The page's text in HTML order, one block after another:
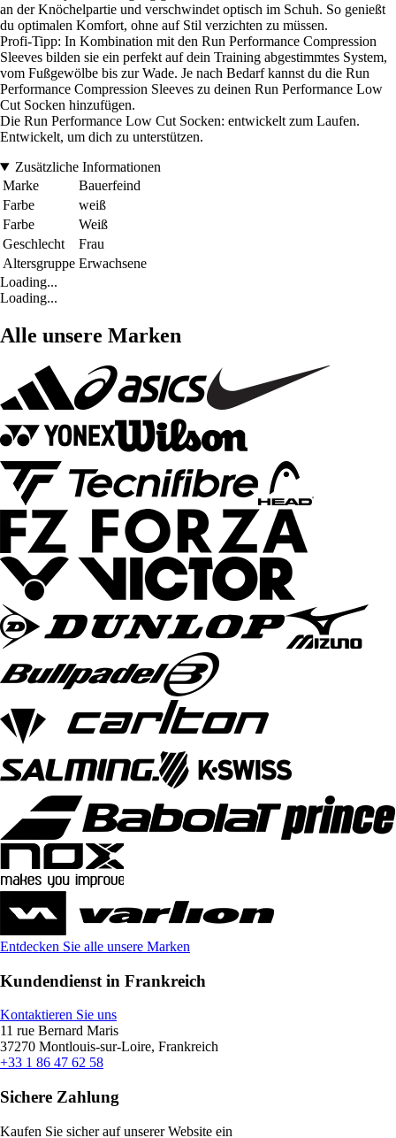
an der Knöchelpartie und verschwindet optisch im Schuh. So genießt
du optimalen Komfort, ohne auf Stil verzichten zu müssen.
Profi-Tipp: In Kombination mit den Run Performance Compression
Sleeves bilden sie ein perfekt auf dein Training abgestimmtes System,
vom Fußgewölbe bis zur Wade. Je nach Bedarf kannst du die Run
Performance Compression Sleeves zu deinen Run Performance Low
Cut Socken hinzufügen.
Die Run Performance Low Cut Socken: entwickelt zum Laufen.
Entwickelt, um dich zu unterstützen.
Zusätzliche Informationen
Marke
Bauerfeind
Farbe
weiß
Farbe
Weiß
Geschlecht
Frau
Altersgruppe Erwachsene
Loading...
Loading...
Alle unsere Marken
Entdecken Sie alle unsere Marken
Kundendienst in Frankreich
Kontaktieren Sie uns
11 rue Bernard Maris
37270 Montlouis-sur-Loire, Frankreich
+33 1 86 47 62 58
Sichere Zahlung
Kaufen Sie sicher auf unserer Website ein